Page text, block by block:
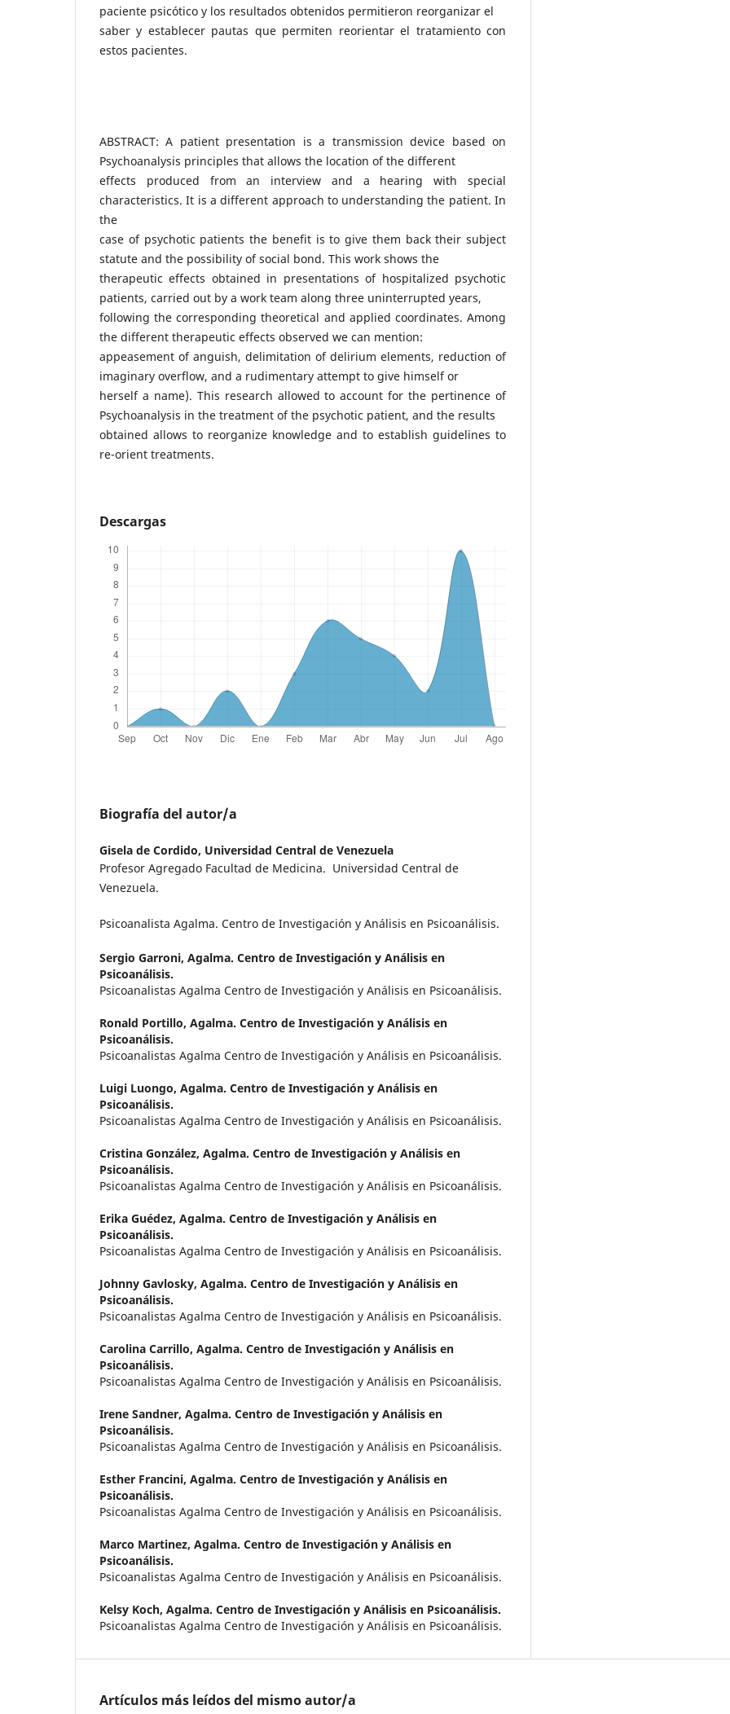
paciente psicótico y los resultados obtenidos permitieron reorganizar el
saber y establecer pautas que permiten reorientar el tratamiento con
estos pacientes.
ABSTRACT: A patient presentation is a transmission device based on
Psychoanalysis principles that allows the location of the different
effects produced from an interview and a hearing with special
characteristics. It is a different approach to understanding the patient. In
the
case of psychotic patients the benefit is to give them back their subject
statute and the possibility of social bond. This work shows the
therapeutic effects obtained in presentations of hospitalized psychotic
patients, carried out by a work team along three uninterrupted years,
following the corresponding theoretical and applied coordinates. Among
the different therapeutic effects observed we can mention:
appeasement of anguish, delimitation of delirium elements, reduction of
imaginary overflow, and a rudimentary attempt to give himself or
herself a name). This research allowed to account for the pertinence of
Psychoanalysis in the treatment of the psychotic patient, and the results
obtained allows to reorganize knowledge and to establish guidelines to
re-orient treatments.
Descargas
Biografía del autor/a
Gisela de Cordido, Universidad Central de Venezuela
Profesor Agregado Facultad de Medicina. Universidad Central de
Venezuela.
Psicoanalista Agalma. Centro de Investigación y Análisis en Psicoanálisis.
Sergio Garroni, Agalma. Centro de Investigación y Análisis en
Psicoanálisis.
Psicoanalistas Agalma Centro de Investigación y Análisis en Psicoanálisis.
Ronald Portillo, Agalma. Centro de Investigación y Análisis en
Psicoanálisis.
Psicoanalistas Agalma Centro de Investigación y Análisis en Psicoanálisis.
Luigi Luongo, Agalma. Centro de Investigación y Análisis en
Psicoanálisis.
Psicoanalistas Agalma Centro de Investigación y Análisis en Psicoanálisis.
Cristina González, Agalma. Centro de Investigación y Análisis en
Psicoanálisis.
Psicoanalistas Agalma Centro de Investigación y Análisis en Psicoanálisis.
Erika Guédez, Agalma. Centro de Investigación y Análisis en
Psicoanálisis.
Psicoanalistas Agalma Centro de Investigación y Análisis en Psicoanálisis.
Johnny Gavlosky, Agalma. Centro de Investigación y Análisis en
Psicoanálisis.
Psicoanalistas Agalma Centro de Investigación y Análisis en Psicoanálisis.
Carolina Carrillo, Agalma. Centro de Investigación y Análisis en
Psicoanálisis.
Psicoanalistas Agalma Centro de Investigación y Análisis en Psicoanálisis.
Irene Sandner, Agalma. Centro de Investigación y Análisis en
Psicoanálisis.
Psicoanalistas Agalma Centro de Investigación y Análisis en Psicoanálisis.
Esther Francini, Agalma. Centro de Investigación y Análisis en
Psicoanálisis.
Psicoanalistas Agalma Centro de Investigación y Análisis en Psicoanálisis.
Marco Martinez, Agalma. Centro de Investigación y Análisis en
Psicoanálisis.
Psicoanalistas Agalma Centro de Investigación y Análisis en Psicoanálisis.
Kelsy Koch, Agalma. Centro de Investigación y Análisis en Psicoanálisis.
Psicoanalistas Agalma Centro de Investigación y Análisis en Psicoanálisis.
Artículos más leídos del mismo autor/a